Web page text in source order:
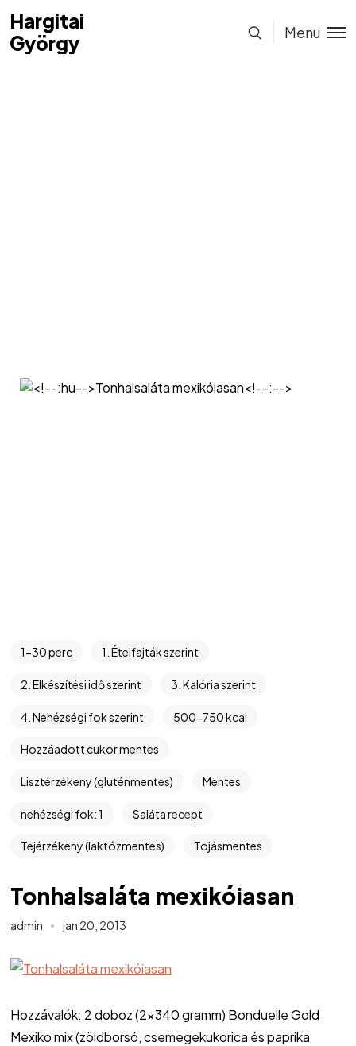
Hargitai
György
Hargitai
György
Menu
1-30 perc 1. Ételfajták szerint
2. Elkészítési idő szerint 3. Kalória szerint
4. Nehézségi fok szerint 500-750 kcal
Hozzáadott cukor mentes
Lisztérzékeny (gluténmentes) Mentes
nehézségi fok: 1 Saláta recept
Tejérzékeny (laktózmentes) Tojásmentes
Tonhalsaláta mexikóiasan
admin jan 20, 2013
Hozzávalók: 2 doboz (2×340 gramm) Bonduelle Gold
Mexiko mix (zöldborsó, csemegekukorica és paprika